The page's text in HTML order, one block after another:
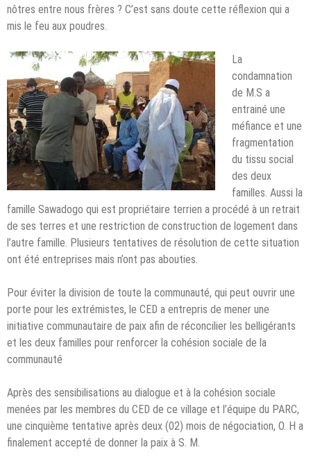
nôtres entre nous frères ? C’est sans doute cette réflexion qui a
mis le feu aux poudres.
La
condamnation
de M.S a
entrainé une
méfiance et une
fragmentation
du tissu social
des deux
familles. Aussi la
famille Sawadogo qui est propriétaire terrien a procédé à un retrait
de ses terres et une restriction de construction de logement dans
l’autre famille. Plusieurs tentatives de résolution de cette situation
ont été entreprises mais n’ont pas abouties.
Pour éviter la division de toute la communauté, qui peut ouvrir une
porte pour les extrémistes, le CED a entrepris de mener une
initiative communautaire de paix afin de réconcilier les belligérants
et les deux familles pour renforcer la cohésion sociale de la
communauté
Après des sensibilisations au dialogue et à la cohésion sociale
menées par les membres du CED de ce village et l’équipe du PARC,
une cinquième tentative après deux (02) mois de négociation, O. H a
finalement accepté de donner la paix à S. M.